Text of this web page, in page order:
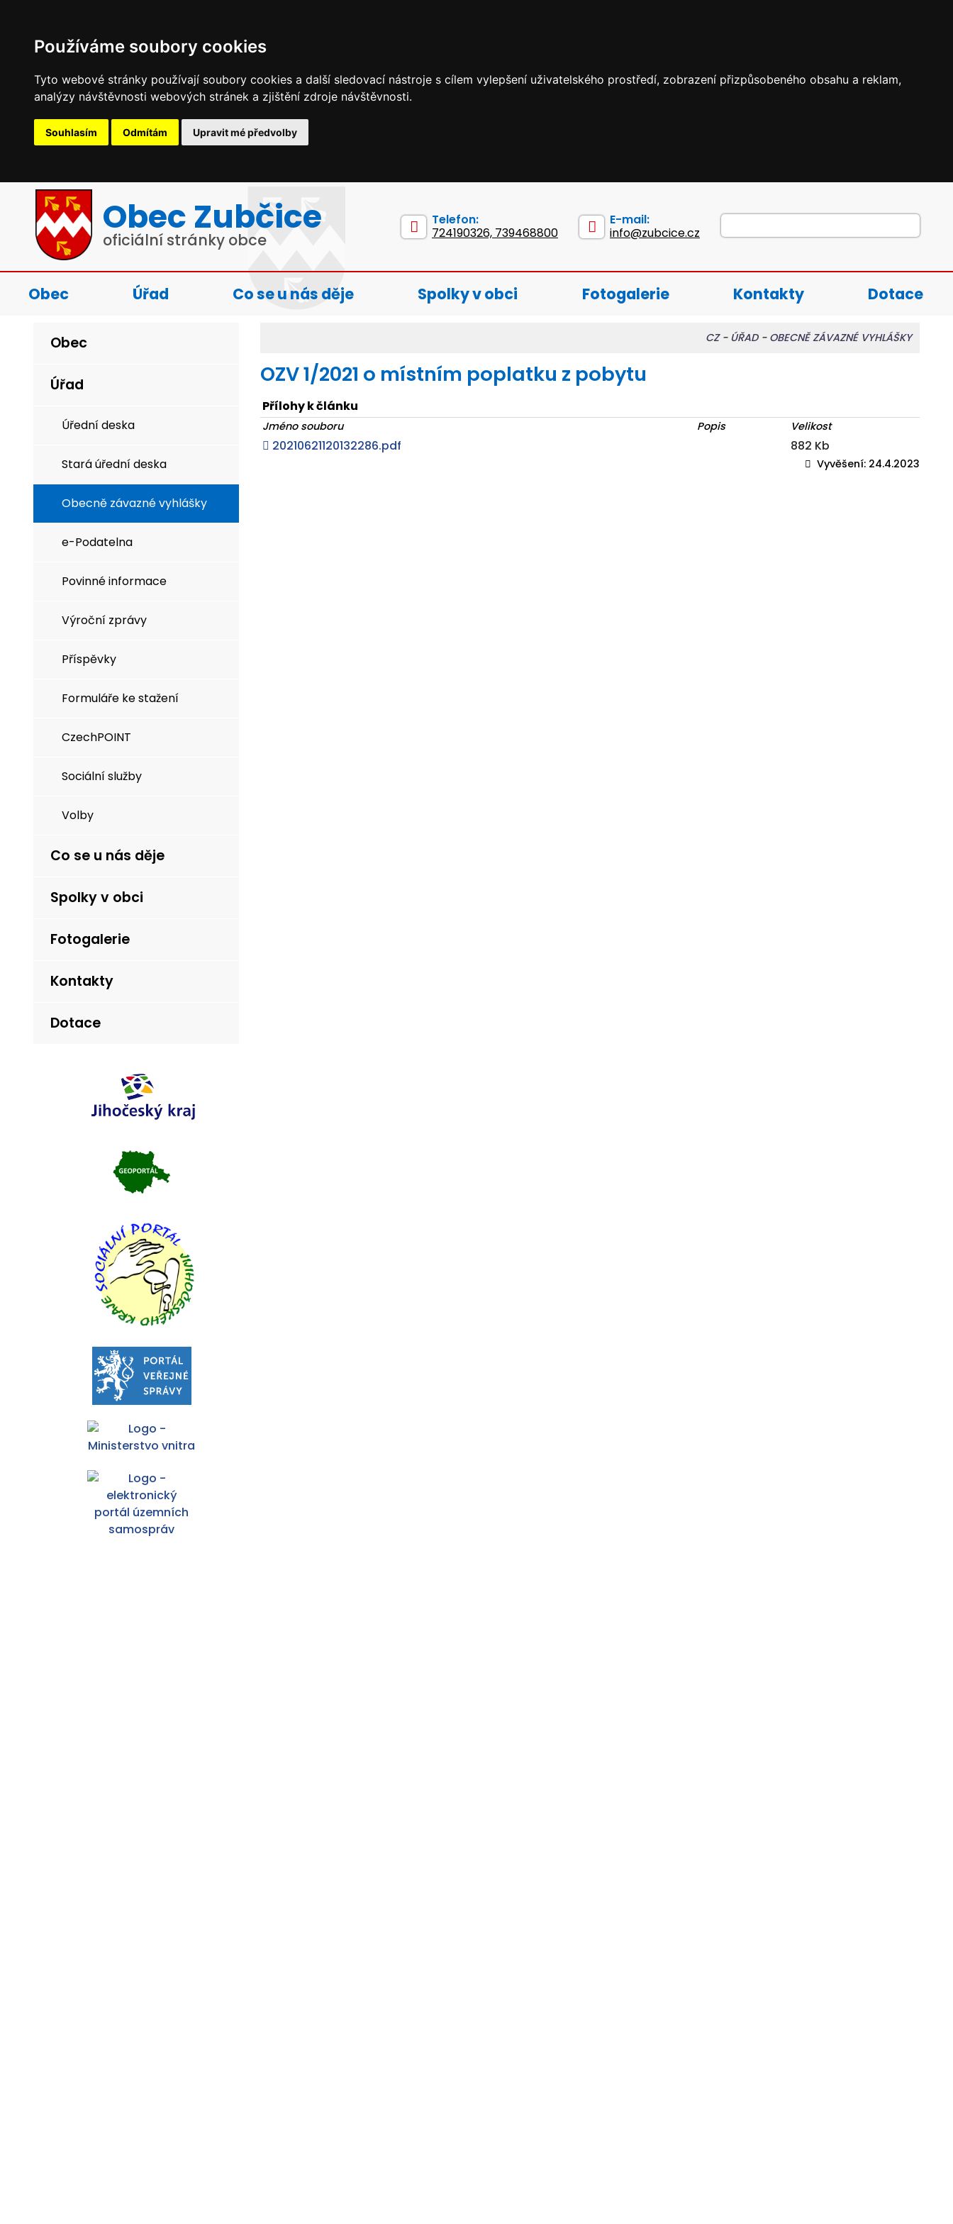
Používáme soubory cookies
Tyto webové stránky používají soubory cookies a další sledovací nástroje s cílem vylepšení uživatelského prostředí, zobrazení přizpůsobeného obsahu a reklam,
analýzy návštěvnosti webových stránek a zjištění zdroje návštěvnosti.
Souhlasím Odmítám Upravit mé předvolby
Obec Zubčice
oficiální stránky obce
Telefon:
724190326, 739468800
E-mail:
info@zubcice.cz
Obec Úřad Co se u nás děje Spolky v obci Fotogalerie Kontakty Dotace
Obec
Úřad
Úřední deska
Stará úřední deska
Obecně závazné vyhlášky
e-Podatelna
Povinné informace
Výroční zprávy
Příspěvky
Formuláře ke stažení
CzechPOINT
Sociální služby
Volby
Co se u nás děje
Spolky v obci
Fotogalerie
Kontakty
Dotace
CZ- ÚŘAD- OBECNĚ ZÁVAZNÉ VYHLÁŠKY
OZV 1/2021 o místním poplatku z pobytu
Přílohy k článku
Jméno souboru Popis Velikost
20210621120132286.pdf 882 Kb
Vyvěšení: 24.4.2023